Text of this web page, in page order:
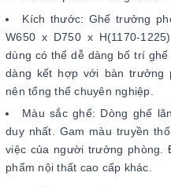
Kích thước: Ghế trưởng
W650 x D750 x H(1170-
dùng có thể dễ dàng bố trí
dàng kết hợp với bàn trưởng
nên tổng thể chuyên nghiệp.
Màu sắc ghế: Dòng ghế
duy nhất. Gam màu truyền
việc của người trưởng phòng.
phẩm nội thất cao cấp khác.